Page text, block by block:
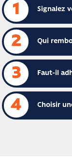
1 Signalez
2 Qui
3 Faut-il
4 Choisir